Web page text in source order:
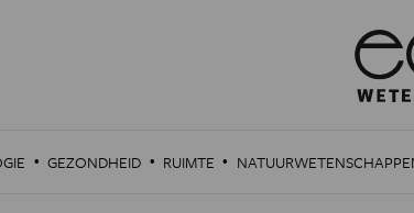
· GEZONDHEID · RUIMTE ·